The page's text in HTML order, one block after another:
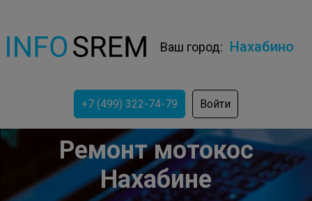
Ваш город: Нахабино
+7 (499) 322-74-79 Войти
Ремонт мотокос
Нахабине